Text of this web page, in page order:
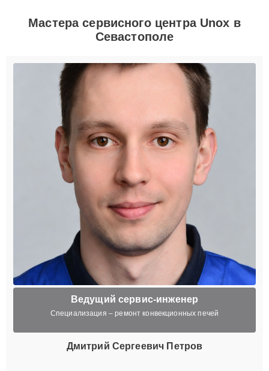
Мастера сервисного центра Unox в
Севастополе
Ведущий сервис-инженер
Специализация – ремонт конвекционных печей
Дмитрий Сергеевич Петров